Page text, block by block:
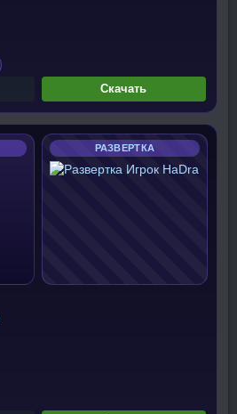
Скачать
РАЗВЕРТКА